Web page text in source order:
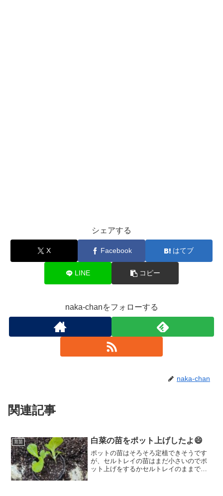
シェアする
X Facebook はてブ
LINE コピー
naka-chanをフォローする
naka-chan
関連記事
育苗 白菜の苗をポット上げしたよ😄
ポットの苗はそろそろ定植できそうです
が、セルトレイの苗はまだ小さいのでポ
ット上げをするかセルトレイのままで定